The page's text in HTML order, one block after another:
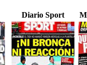
Diario Sport